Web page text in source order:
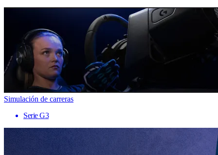
Simulación de carreras
Serie G3